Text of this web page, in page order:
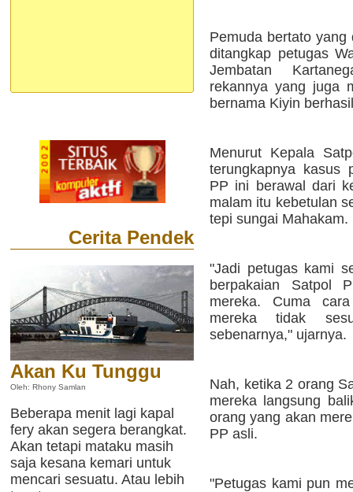
Cerita Pendek
Akan Ku Tunggu
Oleh: Rhony Samlan
Beberapa menit lagi kapal
fery akan segera berangkat.
Akan tetapi mataku masih
saja kesana kemari untuk
mencari sesuatu. Atau lebih
Pemuda bertato
ditangkap petugas
Jembatan
rekannya yang juga
bernama Kiyin
Menurut Kepala
terungkapnya kasus
PP ini berawal dari
malam itu kebetulan
tepi sungai Mahakam.
"Jadi petugas kami
berpakaian Satpol
mereka. Cuma
mereka tidak
sebenarnya," ujarnya.
Nah, ketika 2 orang
mereka langsung
orang yang akan
PP asli.
"Petugas kami pun